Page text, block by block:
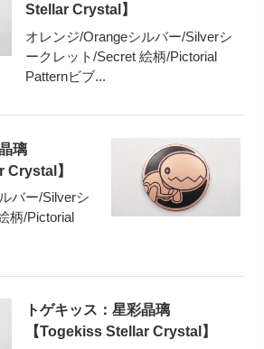
Stellar Crystal】
オレンジ/Orangeシルバー/Silverシ
ークレット/Secret 絵柄/Pictorial
Patternビブ...
璃
Crystal】
バー/Silverシ
柄/Pictorial
トゲキッス：星彩晶璃
【Togekiss Stellar Crystal】